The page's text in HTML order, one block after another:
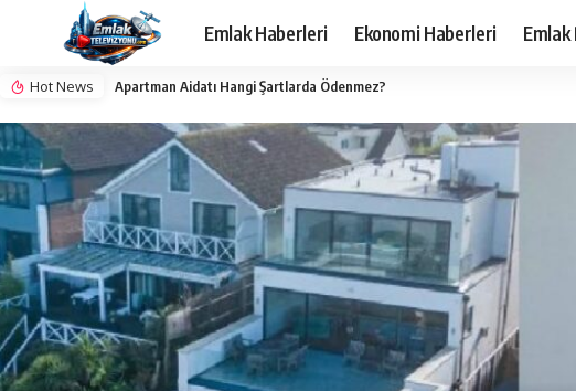
Emlak Haberleri Ekonomi Haberleri Emlak
Hot News Apartman Aidatı Hangi Şartlarda Ödenmez?